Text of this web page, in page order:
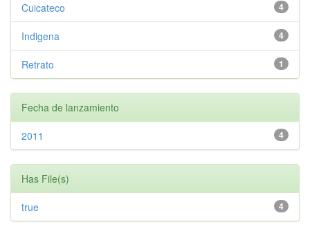
4
Cuicateco
4
Indigena
1
Retrato
Fecha de lanzamiento
4
2011
Has File(s)
4
true